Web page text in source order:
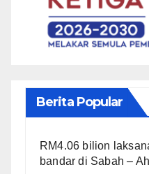
Berita Popular
RM4.06 bilion
bandar di Sabah –